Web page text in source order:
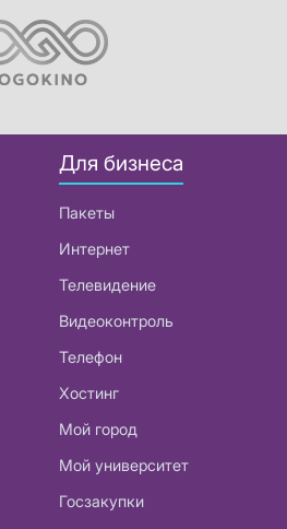
Для бизнеса
Пакеты
Интернет
Телевидение
Видеоконтроль
Телефон
Хостинг
Мой город
Мой университет
Госзакупки